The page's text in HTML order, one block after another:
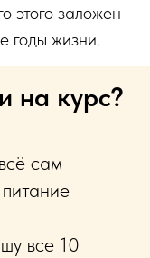
этого заложен
годы жизни.
на курс?
сам
все 10